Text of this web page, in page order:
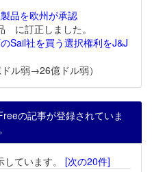
品を欧州が承認
に訂正しました。
Sail社を買う選択権利をJ&J
ル弱→26億ドル弱）
の記事が登録されていま
ています。 [次の20件]